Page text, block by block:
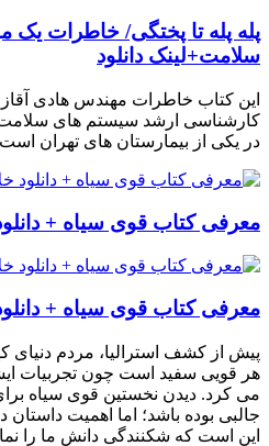
پله پله تا پختگی/ خاطرات
سلامت+لینک دانلود
این کتاب خاطرات مهندس هادی
کارشناسی ارشد سیستم های
در یکی از بیمارستان های تهران
معرفی کتاب قوی سیاه +
معرفی کتاب قوی سیاه +
پیش از کشف استرالیا، مردم دنیاى
هر قویى سفید است چون تجربیات
می کرد. دیدن نخستین قوى سیاه
جالبى بوده باشد؛ اما اهمیت
این است که شکنندگى دانش ما را